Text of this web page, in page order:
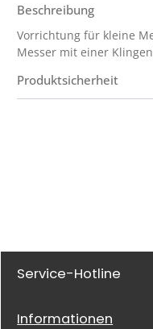
Beschreibung
Vorrichtung für kleine
Messer mit einer
Produktsicherheit
Service-Hotline
Informationen